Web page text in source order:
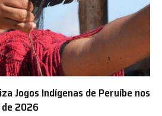
Jogos Indígenas de Peruíbe nos
de 2026